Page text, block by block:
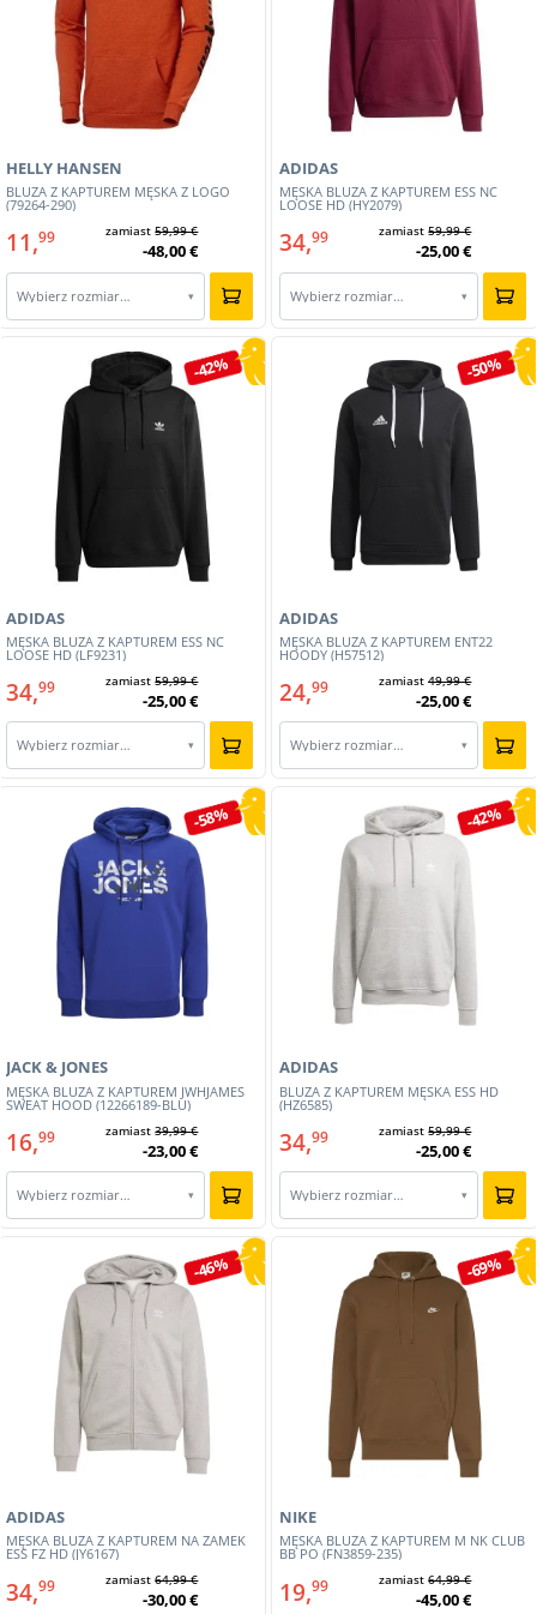
BLUZA Z KAPTUREM MĘSKA Z LOGO
(79264-290)
HELLY HANSEN
11,99 zamiast59,99 €
-48,00 €
Wybierz rozmiar… ▾
MĘSKA BLUZA Z KAPTUREM ESS NC
LOOSE HD (HY2079)
ADIDAS
34,99 zamiast59,99 €
-25,00 €
Wybierz rozmiar… ▾
-42%
MĘSKA BLUZA Z KAPTUREM ESS NC
LOOSE HD (LF9231)
ADIDAS
34,99 zamiast59,99 €
-25,00 €
Wybierz rozmiar… ▾
-50%
MĘSKA BLUZA Z KAPTUREM ENT22
HOODY (H57512)
ADIDAS
24,99 zamiast49,99 €
-25,00 €
Wybierz rozmiar… ▾
-58%
MĘSKA BLUZA Z KAPTUREM JWHJAMES
SWEAT HOOD (12266189-BLU)
JACK & JONES
16,99 zamiast39,99 €
-23,00 €
Wybierz rozmiar… ▾
-42%
BLUZA Z KAPTUREM MĘSKA ESS HD
(HZ6585)
ADIDAS
34,99 zamiast59,99 €
-25,00 €
Wybierz rozmiar… ▾
-46%
MĘSKA BLUZA Z KAPTUREM NA ZAMEK
ESS FZ HD (JY6167)
ADIDAS
34,99 zamiast64,99 €
-30,00 €
-69%
MĘSKA BLUZA Z KAPTUREM M NK CLUB
BB PO (FN3859-235)
NIKE
19,99 zamiast64,99 €
-45,00 €